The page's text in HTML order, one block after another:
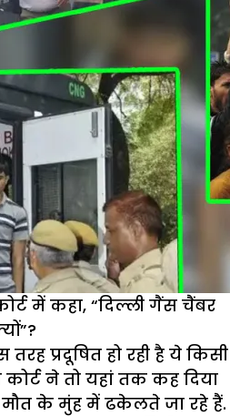
जागरूकता
में कहा, “दिल्ली गैंस चैंबर
प्रदूषित हो रही है ये किसी
कोर्ट ने तो यहां तक कह दिया
के मुंह में ढकेलते जा रहे हैं.